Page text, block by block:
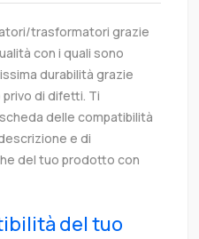
trasformatori grazie
con i quali sono
durabilità grazie
di difetti. Ti
delle compatibilità
e di
del tuo prodotto con
del tuo